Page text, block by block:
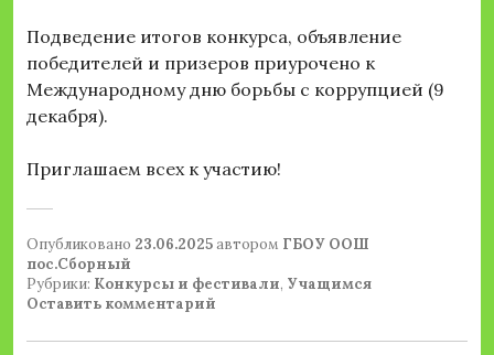
Подведение итогов конкурса, объявление
победителей и призеров приурочено к
Международному дню борьбы с коррупцией (9
декабря).
Приглашаем всех к участию!
Опубликовано 23.06.2025автором ГБОУ ООШ
пос.Сборный
Рубрики: Конкурсы и фестивали, Учащимся
Оставить комментарий